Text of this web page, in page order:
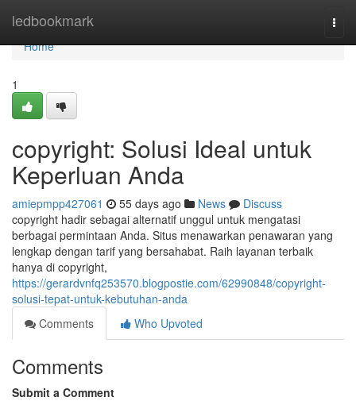
ledbookmark
Home
Home
1
copyright: Solusi Ideal untuk
Keperluan Anda
amiepmpp427061 55 days ago News
Discuss
copyright hadir sebagai alternatif unggul untuk mengatasi
berbagai permintaan Anda. Situs menawarkan penawaran yang
lengkap dengan tarif yang bersahabat. Raih layanan terbaik
hanya di copyright,
https://gerardvnfq253570.blogpostie.com/62990848/copyright-
solusi-tepat-untuk-kebutuhan-anda
Comments
Who Upvoted
Comments
Submit a Comment